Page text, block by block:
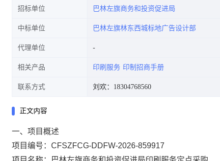
招标单位 巴林左旗商务和投资促进局
中标单位 巴林左旗林东西城标地广告设计部
代理单位
相关产品 印刷服务 印制招商手册
联系方式 刘欢：18304768560
正文内容
一、项目概述
项目编号：CFSZFCG-DDFW-2026-859917